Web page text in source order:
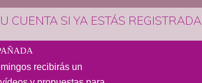
CUENTA SI YA ESTÁS REGISTRADA
recibirás un